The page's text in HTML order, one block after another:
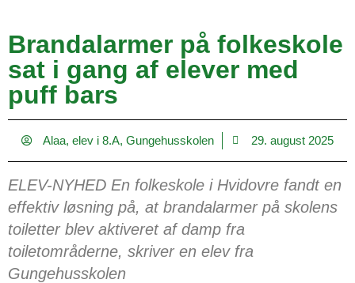
Brandalarmer på folkeskole
sat i gang af elever med
puff bars
Alaa, elev i 8.A, Gungehusskolen 29. august 2025
ELEV-NYHED En folkeskole i Hvidovre fandt en
effektiv løsning på, at brandalarmer på skolens
toiletter blev aktiveret af damp fra
toiletområderne, skriver en elev fra
Gungehusskolen